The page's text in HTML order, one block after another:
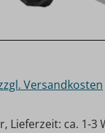
Versandkosten
Lieferzeit: ca. 1-3